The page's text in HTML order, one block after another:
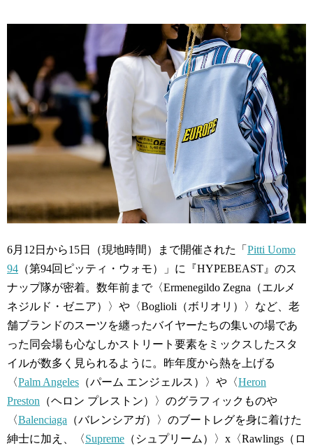
6月12日から15日（現地時間）まで開催された「 Pitti Uomo
94 （第94回ピッティ・ウォモ）」に『HYPEBEAST』のス
ナップ隊が密着。数年前まで〈Ermenegildo Zegna（エルメ
ネジルド・ゼニア）〉や〈Boglioli（ボリオリ）〉など、老
舗ブランドのスーツを纏ったバイヤーたちの集いの場であ
った同会場も心なしかストリート要素をミックスしたスタ
イルが数多く見られるように。昨年度から熱を上げる
〈Palm Angeles （パーム エンジェルス）〉や〈Heron
Preston （ヘロン プレストン）〉のグラフィックものや
〈Balenciaga （バレンシアガ）〉のブートレグを身に着けた
紳士に加え、〈Supreme （シュプリーム）〉x〈Rawlings（ロ